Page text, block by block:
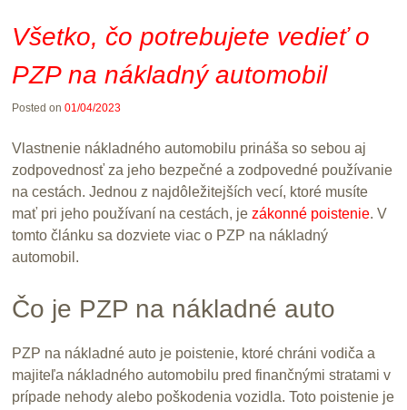
Všetko, čo potrebujete vedieť o
PZP na nákladný automobil
Posted on 01/04/2023
Vlastnenie nákladného automobilu prináša so sebou aj
zodpovednosť za jeho bezpečné a zodpovedné používanie
na cestách. Jednou z najdôležitejších vecí, ktoré musíte
mať pri jeho používaní na cestách, je zákonné poistenie. V
tomto článku sa dozviete viac o PZP na nákladný
automobil.
Čo je PZP na nákladné auto
PZP na nákladné auto je poistenie, ktoré chráni vodiča a
majiteľa nákladného automobilu pred finančnými stratami v
prípade nehody alebo poškodenia vozidla. Toto poistenie je